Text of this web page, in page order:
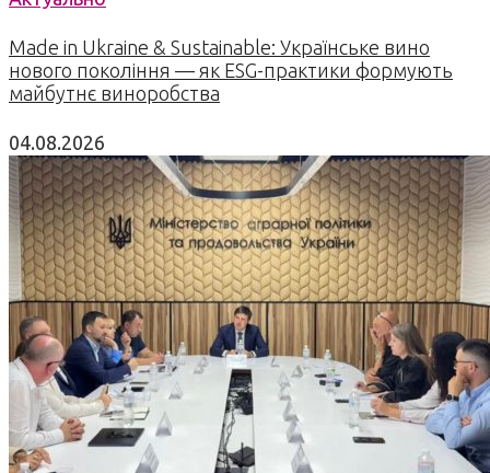
Made in Ukraine & Sustainable: Українське вино
нового покоління — як ESG-практики формують
майбутнє виноробства
04.08.2026